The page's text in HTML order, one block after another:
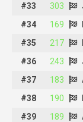
#33
303
#34
169
#35
217
#36
243
#37
183
#38
190
#39
189
#33
303
Johan Rodríguez Vargas
#34
169
Luis Pérez de la Blanca Rizo
#35
217
Pablo Moreno Garcia
#36
243
José López Arribas
#37
183
Alejandro de Santisteban Tara
#38
190
NICOLAS HURTADO RODRIGUEZ
#39
189
ADRIAN CUACOS DIAZ